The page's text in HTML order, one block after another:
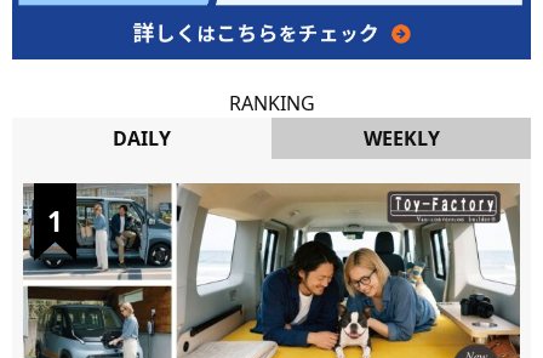
RANKING
DAILY
WEEKLY